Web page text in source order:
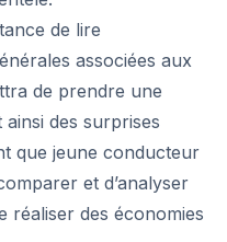
de lire
associées aux
de prendre une
des surprises
que jeune conducteur
et d’analyser
réaliser des économies